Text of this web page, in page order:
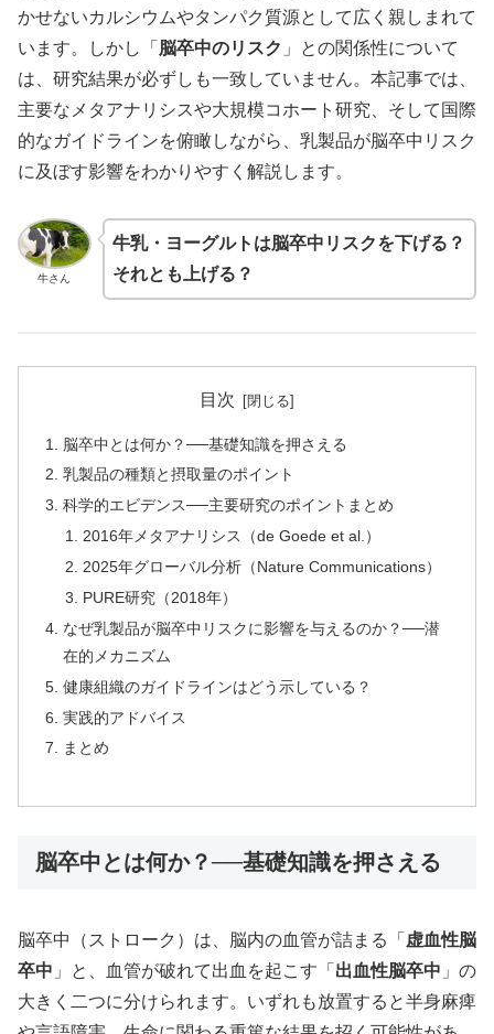
かせないカルシウムやタンパク質源として広く親しまれて
います。しかし「 脳卒中のリスク 」との関係性について
は、研究結果が必ずしも一致していません。本記事では、
主要なメタアナリシスや大規模コホート研究、そして国際
的なガイドラインを俯瞰しながら、乳製品が脳卒中リスク
に及ぼす影響をわかりやすく解説します。
牛さん
牛乳・ヨーグルトは脳卒中リスクを下げる？
それとも上げる？
目次
脳卒中とは何か？──基礎知識を押さえる
乳製品の種類と摂取量のポイント
科学的エビデンス──主要研究のポイントまとめ
2016年メタアナリシス（de Goede et al.）
2025年グローバル分析（Nature Communications）
PURE研究（2018年）
なぜ乳製品が脳卒中リスクに影響を与えるのか？──潜
在的メカニズム
健康組織のガイドラインはどう示している？
実践的アドバイス
まとめ
脳卒中とは何か？──基礎知識を押さえる
脳卒中（ストローク）は、脳内の血管が詰まる「 虚血性脳
卒中 」と、血管が破れて出血を起こす「 出血性脳卒中 」の
大きく二つに分けられます。いずれも放置すると半身麻痺